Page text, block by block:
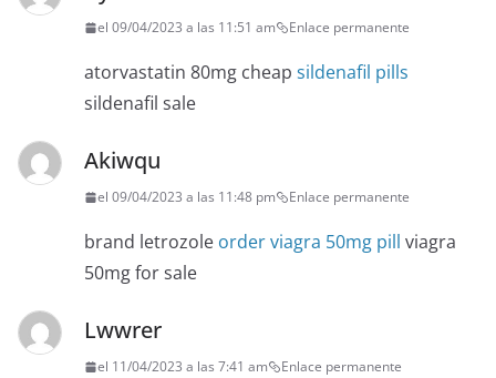
el 09/04/2023 a las 11:51 am Enlace permanente
atorvastatin 80mg cheap sildenafil pills
sildenafil sale
Akiwqu
el 09/04/2023 a las 11:48 pm Enlace permanente
brand letrozole order viagra 50mg pill viagra
50mg for sale
Lwwrer
el 11/04/2023 a las 7:41 am Enlace permanente